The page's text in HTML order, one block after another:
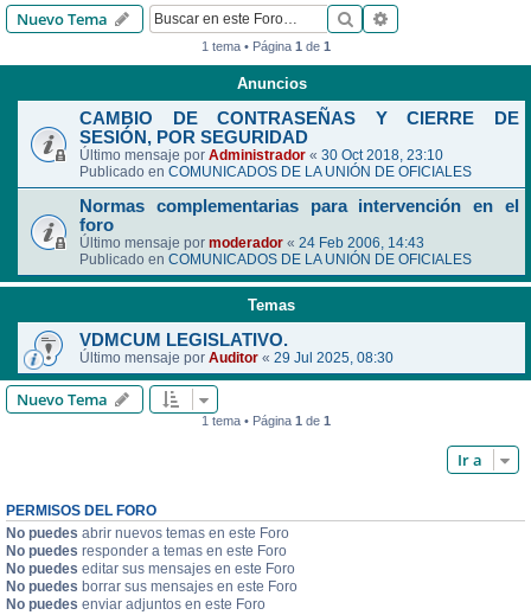
Nuevo Tema Buscar
1 tema • Página 1 de 1
Anuncios
CAMBIO DE CONTRASEÑAS Y CIERRE DE
SESIÓN, POR SEGURIDAD
Último mensaje por Administrador « 30 Oct 2018, 23:10
Publicado en COMUNICADOS DE LA UNIÓN DE OFICIALES
Normas complementarias para intervención en el
foro
Último mensaje por moderador « 24 Feb 2006, 14:43
Publicado en COMUNICADOS DE LA UNIÓN DE OFICIALES
Temas
VDMCUM LEGISLATIVO.
Último mensaje por Auditor « 29 Jul 2025, 08:30
Nuevo Tema
1 tema • Página 1 de 1
Ir a
PERMISOS DEL FORO
No puedes abrir nuevos temas en este Foro
No puedes responder a temas en este Foro
No puedes editar sus mensajes en este Foro
No puedes borrar sus mensajes en este Foro
No puedes enviar adjuntos en este Foro